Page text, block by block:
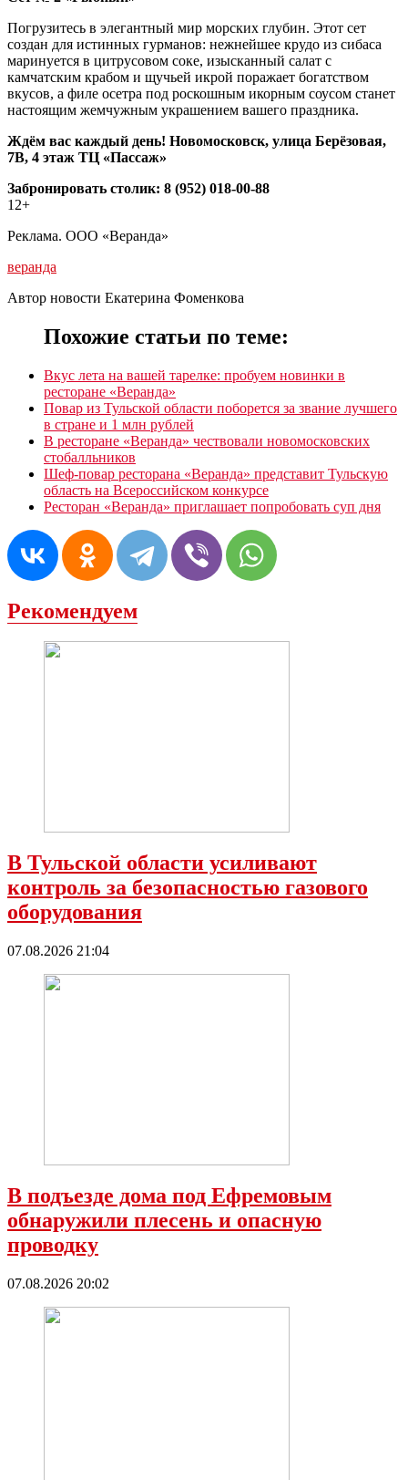
Погрузитесь в элегантный мир морских глубин. Этот сет
создан для истинных гурманов: нежнейшее крудо из сибаса
маринуется в цитрусовом соке, изысканный салат с
камчатским крабом и щучьей икрой поражает богатством
вкусов, а филе осетра под роскошным икорным соусом станет
настоящим жемчужным украшением вашего праздника.
Ждём вас каждый день! Новомосковск, улица Берёзовая,
7В, 4 этаж ТЦ «Пассаж»
Забронировать столик: 8 (952) 018-00-88
12+
Реклама. ООО «Веранда»
веранда
Автор новости Екатерина Фоменкова
Похожие статьи по теме:
Вкус лета на вашей тарелке: пробуем новинки в
ресторане «Веранда»
Повар из Тульской области поборется за звание лучшего
в стране и 1 млн рублей
В ресторане «Веранда» чествовали новомосковских
стобалльников
Шеф-повар ресторана «Веранда» представит Тульскую
область на Всероссийском конкурсе
Ресторан «Веранда» приглашает попробовать суп дня
Рекомендуем
В Тульской области усиливают
контроль за безопасностью газового
оборудования
07.08.2026 21:04
В подъезде дома под Ефремовым
обнаружили плесень и опасную
проводку
07.08.2026 20:02